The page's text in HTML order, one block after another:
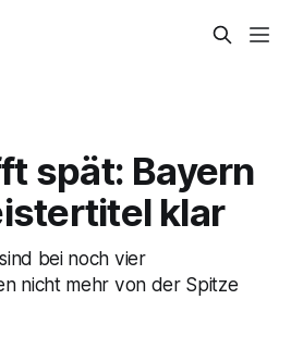
spät: Bayern
klar
bei noch vier
nicht mehr von der Spitze